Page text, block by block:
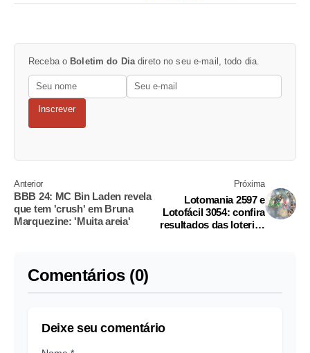
Receba o Boletim do Diadireto no seu e-mail, todo dia.
Inscrever
Anterior
BBB 24: MC Bin Laden revela
que tem 'crush' em Bruna
Marquezine: 'Muita areia'
Próxima
Lotomania 2597 e
Lotofácil 3054: confira
resultados das loterias
Comentários (0)
Deixe seu comentário